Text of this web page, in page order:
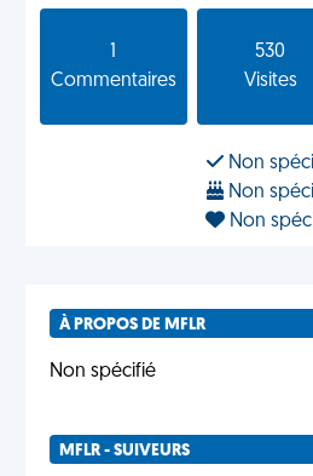
Commentaires
530
Visites
Non
Non
Non
À PROPOS DE MFLR
Non spécifié
MFLR - SUIVEURS